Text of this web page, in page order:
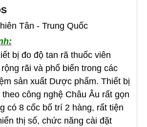
Tân - Trung Quốc
bị đo độ tan rã thuốc viên
rãi và phổ biến trong các
sản xuất Dược phẩm. Thiết bị
công nghệ Châu Âu rất gọn
có 8 cốc bố trí 2 hàng, rất tiện
thị số, chức năng cài đặt